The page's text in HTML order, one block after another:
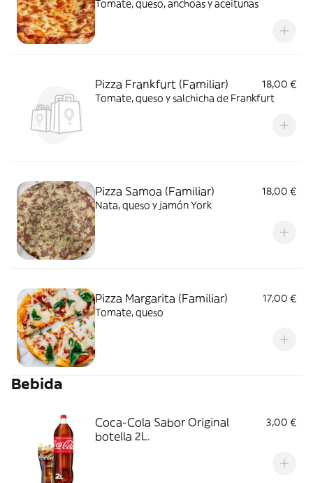
Tomate, queso, anchoas y aceitunas
Pizza Frankfurt (Familiar)
18,00 €
Tomate, queso y salchicha de Frankfurt
Pizza Samoa (Familiar)
18,00 €
Nata, queso y jamón York
Pizza Margarita (Familiar)
17,00 €
Tomate, queso
Bebida
Coca-Cola Sabor Original
botella 2L.
3,00 €